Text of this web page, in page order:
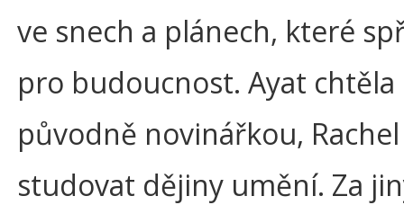
ve snech a plánech, které
pro budoucnost. Ayat
původně novinářkou, Rachel
studovat dějiny umění. Za